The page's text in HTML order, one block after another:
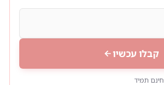
קבלו עכשיו
חינם תמיד